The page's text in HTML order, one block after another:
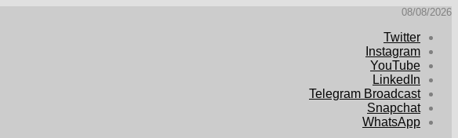
08/08/2026
Twitter
Instagram
YouTube
LinkedIn
Telegram Broadcast
Snapchat
WhatsApp